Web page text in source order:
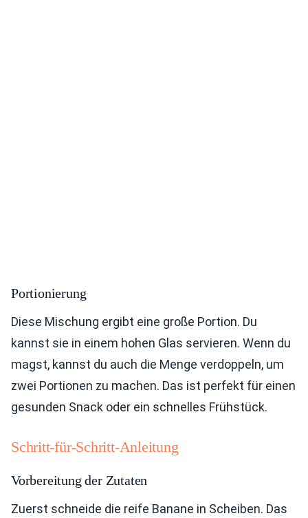
Portionierung
Diese Mischung ergibt eine große Portion. Du
kannst sie in einem hohen Glas servieren. Wenn du
magst, kannst du auch die Menge verdoppeln, um
zwei Portionen zu machen. Das ist perfekt für einen
gesunden Snack oder ein schnelles Frühstück.
Schritt-für-Schritt-Anleitung
Vorbereitung der Zutaten
Zuerst schneide die reife Banane in Scheiben. Das